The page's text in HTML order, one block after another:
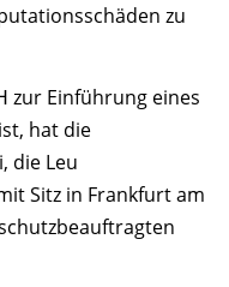
zu
zur Einführung eines
hat die
die Leu
Sitz in Frankfurt am